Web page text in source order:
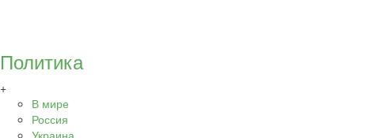
Политика
+
В мире
Россия
Украина